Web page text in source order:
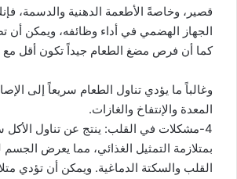
قصير، وخاصةً الأطعمة الدهنية والدسمة،
الجهاز الهضمي في أداء وظائفه، ويمكن
كما أن فرص مضغ الطعام جيداً تكون أقل مع
وغالباً ما يؤدي تناول الطعام سريعاً إلى
المعدة والإنتفاخ والغازات.
4-مشكلات في القلب: ينتج عن تناول الأكل
بمتلازمة التمثيل الغذائي، مما يعرض
القلب والسكتة الدماغية. ويمكن أن تؤدي